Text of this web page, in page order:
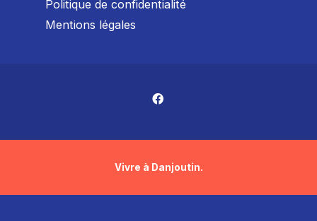
Politique de confidentialité
Mentions légales
Vivre à Danjoutin.